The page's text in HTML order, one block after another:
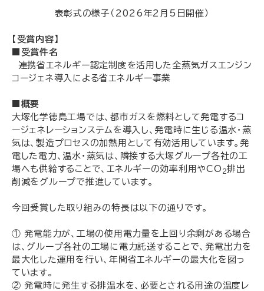
表彰式の様子（2026年2月5日開催）
【受賞内容】
■受賞件名
連携省エネルギー認定制度を活用した全蒸気ガスエンジン
コージェネ導入による省エネルギー事業
■概要
大塚化学徳島工場では、都市ガスを燃料として発電するコ
ージェネレーションステムを導入し、発電時に生じる温水・蒸
気は、製造プロセスの加熱用として有効活用しています。発
電した電力、温水・蒸気は、隣接する大塚グループ各社の工
場へも供給することで、エネルギーの効率利用やCO 2排出
削減をグループで推進しています。
今回受賞した取り組みの特長は以下の通りです。
① 発電能力が、工場の使用電力量を上回り余剰がある場合
は、グループ各社の工場に電力託送することで、発電出力を
最大化した運用を行い、年間省エネルギーの最大化を図っ
ています。
② 発電時に発生する排温水を、必要とされる用途の温度レ